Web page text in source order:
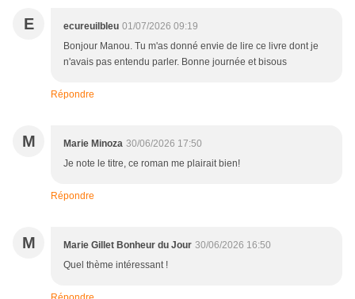
E ecureuilbleu 01/07/2026 09:19
Bonjour Manou. Tu m'as donné envie de lire ce livre dont je
n'avais pas entendu parler. Bonne journée et bisous
Répondre
M Marie Minoza 30/06/2026 17:50
Je note le titre, ce roman me plairait bien!
Répondre
M Marie Gillet Bonheur du Jour 30/06/2026 16:50
Quel thème intéressant !